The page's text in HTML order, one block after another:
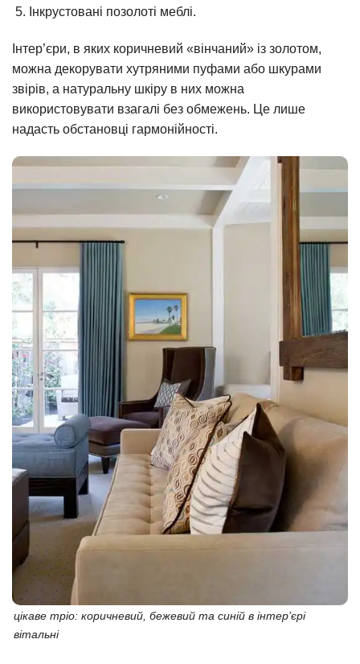
Інкрустовані позолоті меблі.
Інтер’єри, в яких коричневий «вінчаний» із золотом,
можна декорувати хутряними пуфами або шкурами
звірів, а натуральну шкіру в них можна
використовувати взагалі без обмежень. Це лише
надасть обстановці гармонійності.
цікаве тріо: коричневий, бежевий та синій в інтер’єрі
вітальні